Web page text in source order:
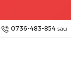
0736-483-854 sau